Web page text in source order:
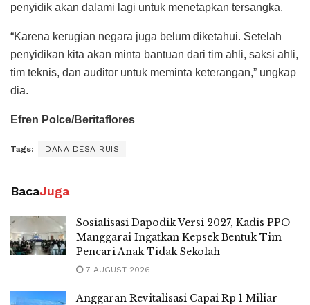
penyidik akan dalami lagi untuk menetapkan tersangka.
“Karena kerugian negara juga belum diketahui. Setelah
penyidikan kita akan minta bantuan dari tim ahli, saksi ahli,
tim teknis, dan auditor untuk meminta keterangan,” ungkap
dia.
Efren Polce/Beritaflores
Tags: DANA DESA RUIS
BacaJuga
Sosialisasi Dapodik Versi 2027, Kadis PPO
Manggarai Ingatkan Kepsek Bentuk Tim
Pencari Anak Tidak Sekolah
7 AUGUST 2026
Anggaran Revitalisasi Capai Rp 1 Miliar